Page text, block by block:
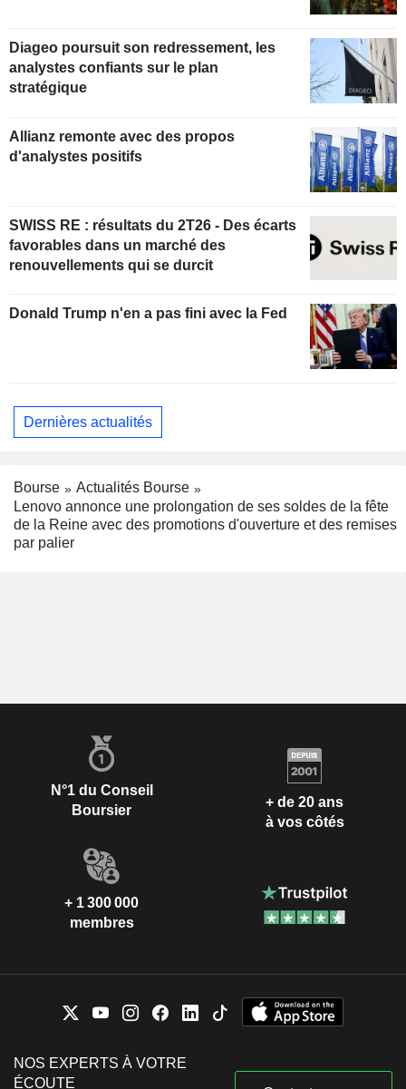
Diageo poursuit son redressement, les
analystes confiants sur le plan
stratégique
Allianz remonte avec des propos
d'analystes positifs
SWISS RE : résultats du 2T26 - Des écarts
favorables dans un marché des
renouvellements qui se durcit
Donald Trump n'en a pas fini avec la Fed
Dernières actualités
Bourse
Actualités Bourse
Lenovo annonce une prolongation de ses soldes de la fête
de la Reine avec des promotions d'ouverture et des remises
par palier
N°1 du Conseil
Boursier
+ de 20 ans
à vos côtés
+ 1 300 000
membres
NOS EXPERTS À VOTRE
ÉCOUTE